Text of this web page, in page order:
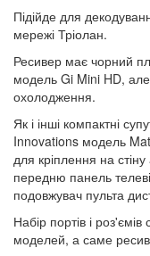
Підійде для
мережі Тріолан.
Ресивер має чорний
модель Gi Mini HD,
охолодження.
Як і інші компактні
Innovations модель
для кріплення на
передню панель
подовжувач пульта
Набір портів і
моделей, а саме